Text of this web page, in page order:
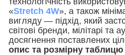
«Stretch 4W», а також
вигляду — підхід, який
світові бренди, мілітарі та
досягнення поставлених
опис та розмірну